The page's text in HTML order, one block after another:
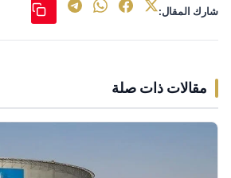
شارك المقال:
مقالات ذات صلة